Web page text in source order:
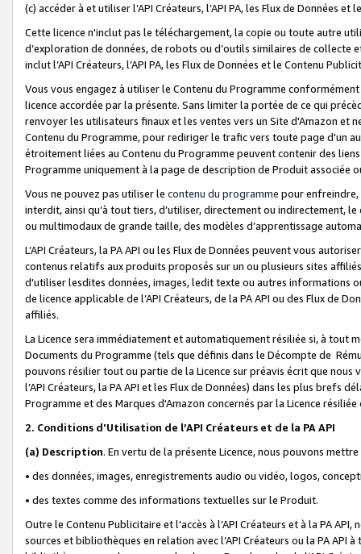
(c) accéder à et utiliser l’API Créateurs, l’API PA, les Flux de Données
Cette licence n'inclut pas le téléchargement, la copie ou toute autre
d’exploration de données, de robots ou d’outils similaires de
inclut l’API Créateurs, l’API PA, les Flux de Données et le Contenu
Vous vous engagez à utiliser le Contenu du Programme
licence accordée par la présente. Sans limiter la portée de ce qui
renvoyer les utilisateurs finaux et les ventes vers un Site d'Amazon et
Contenu du Programme, pour rediriger le trafic vers toute page d'un
étroitement liées au Contenu du Programme peuvent contenir des
Programme uniquement à la page de description de Produit associée
Vous ne pouvez pas utiliser le contenu du programme pour
interdit, ainsi qu’à tout tiers, d’utiliser, directement ou indirectement,
ou multimodaux de grande taille, des modèles d’apprentissage
L’API Créateurs, la PA API ou les Flux de Données peuvent vous
contenus relatifs aux produits proposés sur un ou plusieurs sites
d'utiliser lesdites données, images, ledit texte ou autres informations
de licence applicable de l’API Créateurs, de la PA API ou des Flux de
affiliés.
La Licence sera immédiatement et automatiquement résiliée si, à
Documents du Programme (tels que définis dans le Décompte de
pouvons résilier tout ou partie de la Licence sur préavis écrit que
l’API Créateurs, la PA API et les Flux de Données) dans les plus
Programme et des Marques d'Amazon concernés par la Licence
2. Conditions d'Utilisation de l’API Créateurs et de la PA API
(a) Description. En vertu de la présente Licence, nous pouvons
• des données, images, enregistrements audio ou vidéo, logos,
• des textes comme des informations textuelles sur le Produit.
Outre le Contenu Publicitaire et l'accès à l’API Créateurs et à la PA
sources et bibliothèques en relation avec l’API Créateurs ou la PA